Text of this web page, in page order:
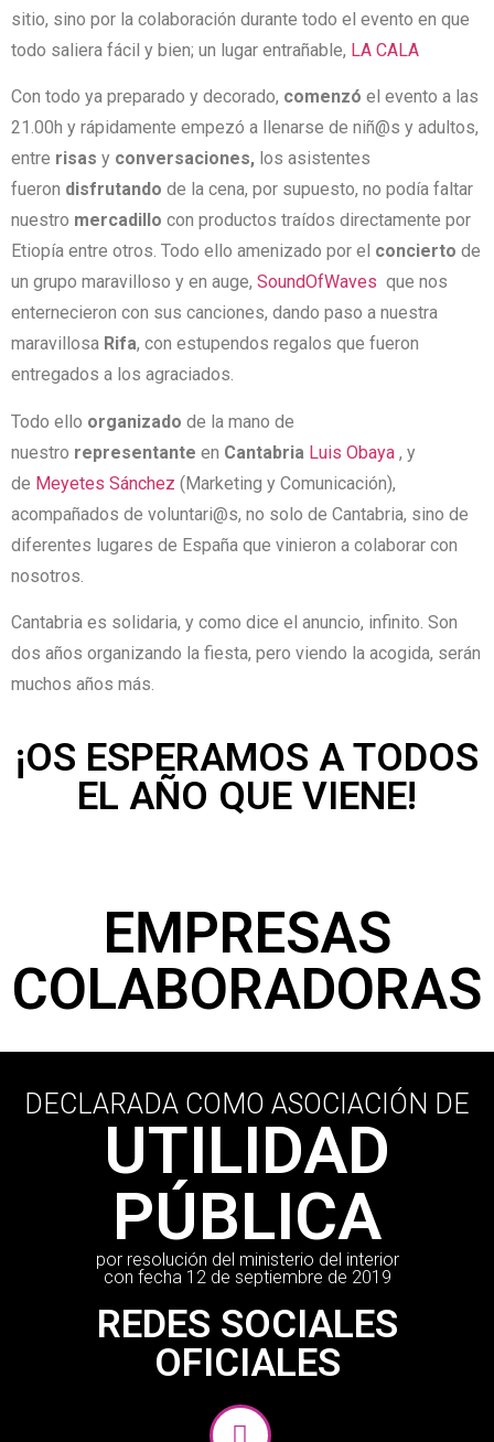
sitio, sino por la colaboración durante todo el evento en que
todo saliera fácil y bien; un lugar entrañable, LA CALA
Con todo ya preparado y decorado, comenzó el evento a las
21.00h y rápidamente empezó a llenarse de niñ@s y adultos,
entre risas y conversaciones, los asistentes
fueron disfrutando de la cena, por supuesto, no podía faltar
nuestro mercadillo con productos traídos directamente por
Etiopía entre otros. Todo ello amenizado por el concierto de
un grupo maravilloso y en auge, SoundOfWaves que nos
enternecieron con sus canciones, dando paso a nuestra
maravillosa Rifa, con estupendos regalos que fueron
entregados a los agraciados.
Todo ello organizado de la mano de
nuestro representante en Cantabria Luis Obaya , y
de Meyetes Sánchez (Marketing y Comunicación),
acompañados de voluntari@s, no solo de Cantabria, sino de
diferentes lugares de España que vinieron a colaborar con
nosotros.
Cantabria es solidaria, y como dice el anuncio, infinito. Son
dos años organizando la fiesta, pero viendo la acogida, serán
muchos años más.
¡OS ESPERAMOS A TODOS
EL AÑO QUE VIENE!
EMPRESAS
COLABORADORAS
DECLARADA COMO ASOCIACIÓN DE
UTILIDAD
PÚBLICA
por resolución del ministerio del interior
con fecha 12 de septiembre de 2019
REDES SOCIALES
OFICIALES